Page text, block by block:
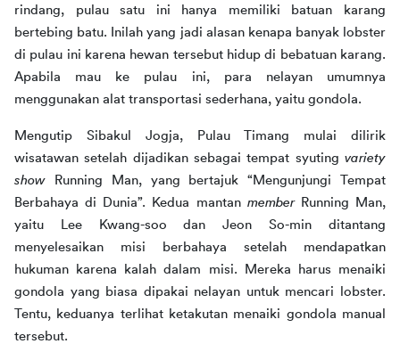
rindang, pulau satu ini hanya memiliki batuan karang
bertebing batu. Inilah yang jadi alasan kenapa banyak lobster
di pulau ini karena hewan tersebut hidup di bebatuan karang.
Apabila mau ke pulau ini, para nelayan umumnya
menggunakan alat transportasi sederhana, yaitu gondola.
Mengutip Sibakul Jogja, Pulau Timang mulai dilirik
wisatawan setelah dijadikan sebagai tempat syuting variety
show Running Man, yang bertajuk “Mengunjungi Tempat
Berbahaya di Dunia”. Kedua mantan member Running Man,
yaitu Lee Kwang-soo dan Jeon So-min ditantang
menyelesaikan misi berbahaya setelah mendapatkan
hukuman karena kalah dalam misi. Mereka harus menaiki
gondola yang biasa dipakai nelayan untuk mencari lobster.
Tentu, keduanya terlihat ketakutan menaiki gondola manual
tersebut.